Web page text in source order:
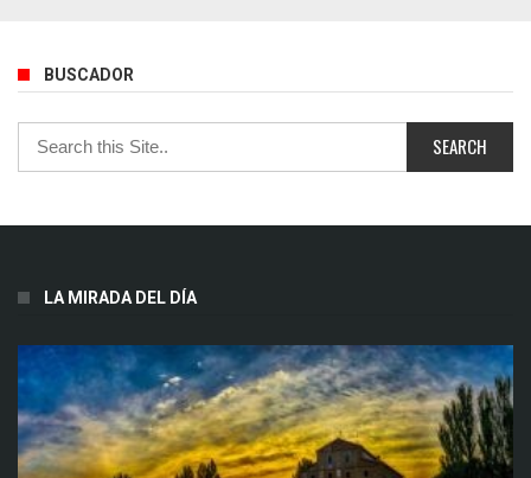
BUSCADOR
LA MIRADA DEL DÍA